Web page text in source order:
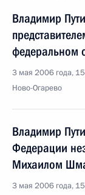
Владимир
федеральном
3 мая 2006 года,
Ново-Огарево
Владимир
Федерации
Михаилом
3 мая 2006 года,